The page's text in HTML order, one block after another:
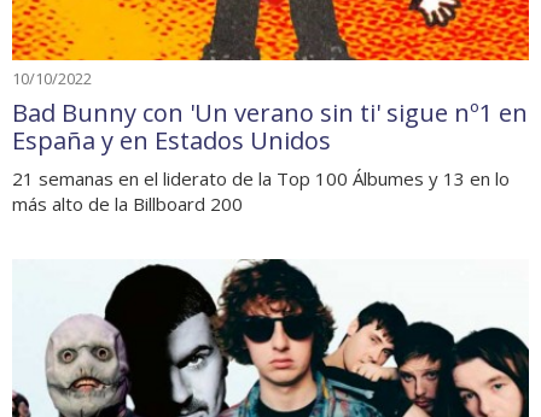
10/10/2022
Bad Bunny con 'Un verano sin ti' sigue nº1 en
España y en Estados Unidos
21 semanas en el liderato de la Top 100 Álbumes y 13 en lo
más alto de la Billboard 200